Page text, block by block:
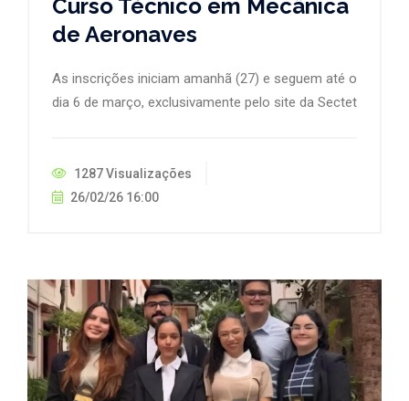
Curso Técnico em Mecânica
de Aeronaves
As inscrições iniciam amanhã (27) e seguem até o
dia 6 de março, exclusivamente pelo site da Sectet
1287 Visualizações
26/02/26 16:00